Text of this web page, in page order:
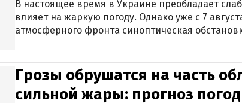
В настоящее время в Украине преобладает
влияет на жаркую погоду. Однако уже с 7
атмосферного фронта синоптическая
Грозы обрушатся на часть
сильной жары: прогноз